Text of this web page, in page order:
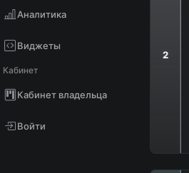
Аналитика
Виджеты
Кабинет
Кабинет владельца
Войти
2